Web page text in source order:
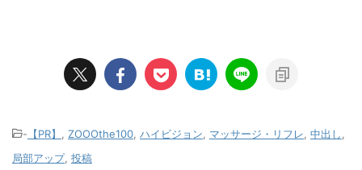
- 【PR】 , ZOOOthe100, ハイビジョン, マッサージ・リフレ, 中出し,
局部アップ, 投稿